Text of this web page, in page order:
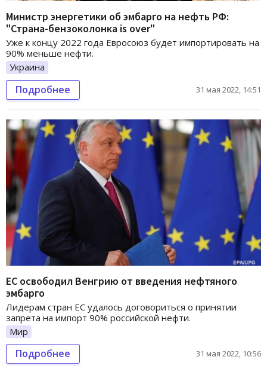
Министр энергетики об эмбарго на нефть РФ:
"Страна-бензоколонка is over"
Уже к концу 2022 года Евросоюз будет импортировать на
90% меньше нефти.
Украина
Подробнее 31 мая 2022, 14:51
ЕС освободил Венгрию от введения нефтяного
эмбарго
Лидерам стран ЕС удалось договориться о принятии
запрета на импорт 90% российской нефти.
Мир
Подробнее 31 мая 2022, 10:56